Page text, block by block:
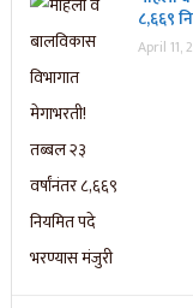
८,६६९
April 11,